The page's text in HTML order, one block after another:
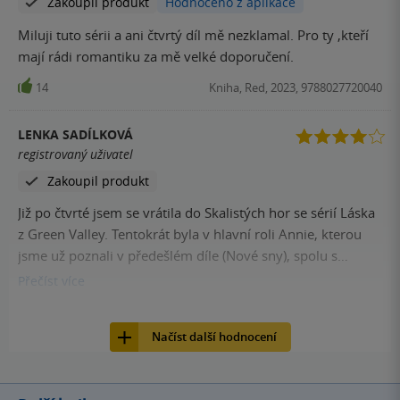
skvělé a pokud máte rádi romantiku tak určitě doporučuji
tuto celou sérii stojí to opravdu za to, já mám všechny díly
série pořízené jako e -knížky a nemůžu se jich nabažit.
Miluji tuto sérii a ani čtvrtý díl mě nezklamal. Pro ty ,kteří
mají rádi romantiku za mě velké doporučení.
14 Kniha, Red, 2023, 9788027720040
LENKA SADÍLKOVÁ
registrovaný uživatel
Zakoupil produkt
Již po čtvrté jsem se vrátila do Skalistých hor se sérií Láska
z Green Valley. Tentokrát byla v hlavní roli Annie, kterou
jsme už poznali v předešlém díle (Nové sny), spolu s
Colem, kterého známe už od dílu druhého (Nové sliby).
dobře známé postavy, které pokračují ve svých životech dál
a spolu s nimi poznáváme další postavy z městečka Green
Smála jsem se nahlas při popichování mezi Annie a Colem.
Přečíst
Načíst další hodnocení